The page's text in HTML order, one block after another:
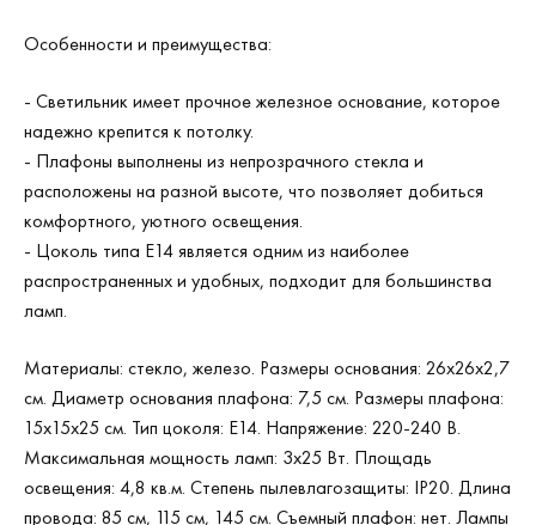
Особенности и преимущества:
- Светильник имеет прочное железное основание, которое
надежно крепится к потолку.
- Плафоны выполнены из непрозрачного стекла и
расположены на разной высоте, что позволяет добиться
комфортного, уютного освещения.
- Цоколь типа Е14 является одним из наиболее
распространенных и удобных, подходит для большинства
ламп.
Материалы: стекло, железо. Размеры основания: 26х26х2,7
см. Диаметр основания плафона: 7,5 см. Размеры плафона:
15x15x25 см. Тип цоколя: Е14. Напряжение: 220-240 В.
Максимальная мощность ламп: 3х25 Вт. Площадь
освещения: 4,8 кв.м. Степень пылевлагозащиты: IP20. Длина
провода: 85 см, 115 см, 145 см. Съемный плафон: нет. Лампы